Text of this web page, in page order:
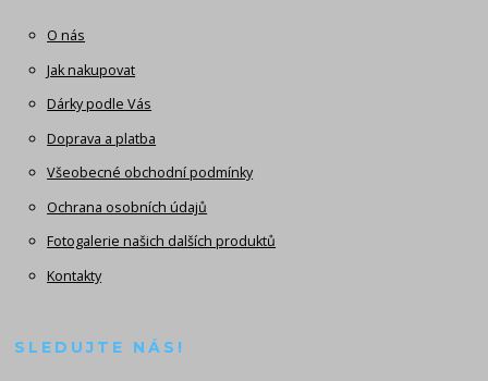
O nás
Jak nakupovat
Dárky podle Vás
Doprava a platba
Všeobecné obchodní podmínky
Ochrana osobních údajů
Fotogalerie našich dalších produktů
Kontakty
SLEDUJTE NÁS!